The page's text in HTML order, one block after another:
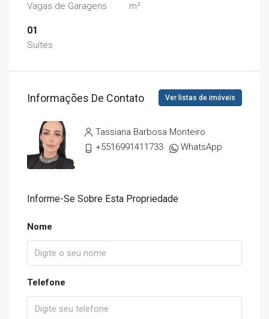
Vagas de Garagens m²
01
Suítes
Informações De Contato Ver listas de imóveis
Tassiana Barbosa Monteiro
+5516991411733
WhatsApp
Informe-Se Sobre Esta Propriedade
Nome
Telefone